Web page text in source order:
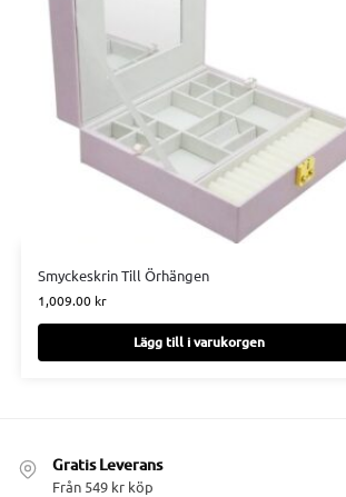
Smyckeskrin Till Örhängen
1,009.00 kr
Lägg till i varukorgen
Gratis Leverans
Från 549 kr köp